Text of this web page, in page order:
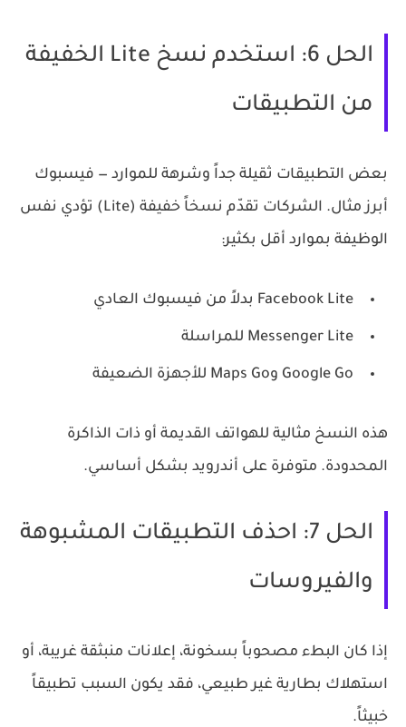
الحل 6: استخدم نسخ Lite الخفيفة
من التطبيقات
بعض التطبيقات ثقيلة جداً وشرهة للموارد — فيسبوك
أبرز مثال. الشركات تقدّم نسخاً خفيفة (Lite) تؤدي نفس
الوظيفة بموارد أقل بكثير:
Facebook Lite بدلاً من فيسبوك العادي
Messenger Lite للمراسلة
Google Go وMaps Go للأجهزة الضعيفة
هذه النسخ مثالية للهواتف القديمة أو ذات الذاكرة
المحدودة. متوفرة على أندرويد بشكل أساسي.
الحل 7: احذف التطبيقات المشبوهة
والفيروسات
إذا كان البطء مصحوباً بسخونة، إعلانات منبثقة غريبة، أو
استهلاك بطارية غير طبيعي، فقد يكون السبب تطبيقاً
خبيثاً.